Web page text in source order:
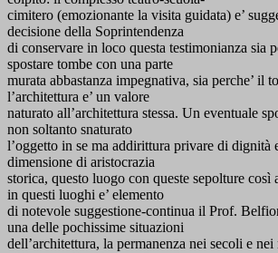
cimitero (emozionante la visita guidata) e’
decisione della Soprintendenza
di conservare in loco questa testimonianza sia
spostare tombe con una parte
murata abbastanza impegnativa, sia perche’ il
l’architettura e’ un valore
naturato all’architettura stessa. Un eventuale
non soltanto snaturato
l’oggetto in se ma addirittura privare di dignità
dimensione di aristocrazia
storica, questo luogo con queste sepolture così
in questi luoghi e’ elemento
di notevole suggestione-continua il Prof.
una delle pochissime situazioni
dell’architettura, la permanenza nei secoli e